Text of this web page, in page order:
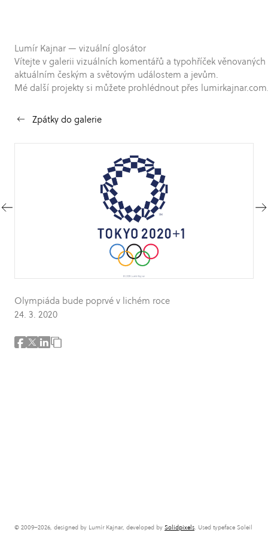
Lumír Kajnar — vizuální glosátor
Vítejte v galerii vizuálních komentářů a typohříček věnovaných
aktuálním českým a světovým událostem a jevům.
Mé další projekty si můžete prohlédnout přes
Zpátky do galerie
Olympiáda bude poprvé v lichém roce
24. 3. 2020
© 2009–2026, designed by Lumír Kajnar, developed by Solidpixels. Used typeface Soleil